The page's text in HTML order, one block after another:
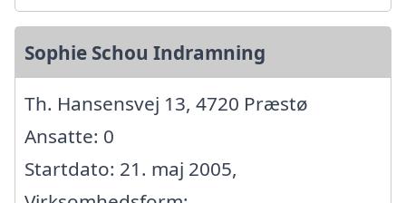
Sophie Schou Indramning
Th. Hansensvej 13, 4720 Præstø
Ansatte: 0
Startdato: 21. maj 2005,